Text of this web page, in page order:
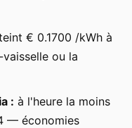
€ 0.1700 /kWh à
ou la
: à l'heure la moins
— économies